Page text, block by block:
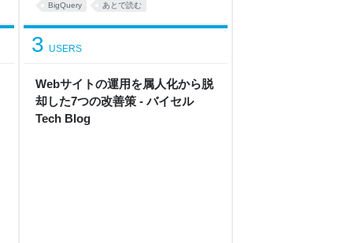
BigQuery あとで読む
Webサイトの運用を属人化から脱
却した7つの改善策 - バイセル
Tech Blog
3 USERS